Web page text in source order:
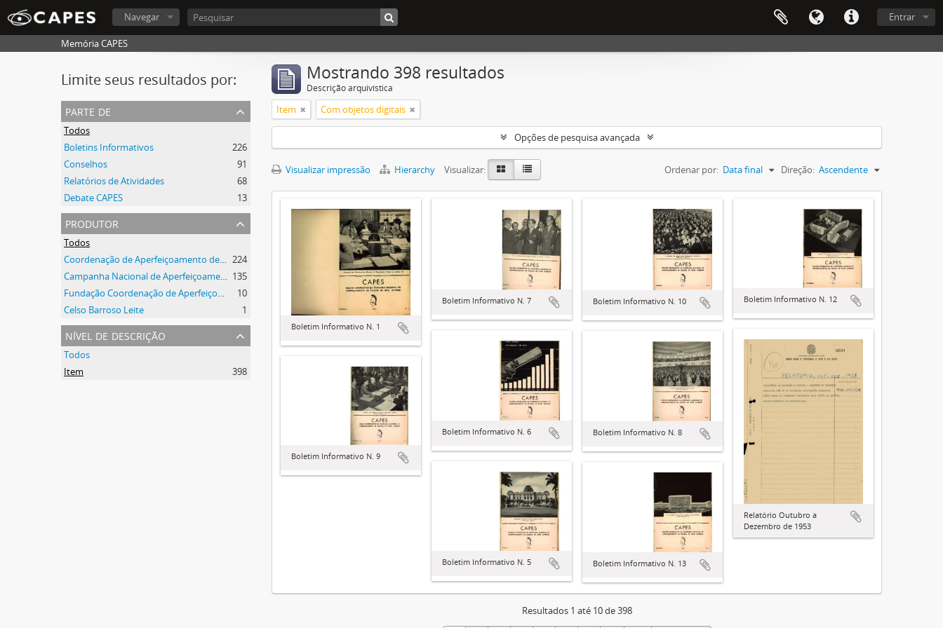
Entrar
Navegar
Memória CAPES
Limite seus resultados por:
parte de
Todos
Boletins Informativos
226
Conselhos
91
Relatórios de Atividades
68
Debate CAPES
13
produtor
Todos
Coordenação de Aperfeiçoamento de Pessoal de Nível Superior (CAPES) 224
Campanha Nacional de Aperfeiçoamento de Pessoal de Nível Superior (CAPES) 135
Fundação Coordenação de Aperfeiçoamento de Pessoal de Nível Superior (CAPES)
10
Celso Barroso Leite
1
nível de descrição
Todos
Item
398
Mostrando 398 resultados
Descrição arquivística
Item Com objetos digitais
Opções de pesquisa avançada
Visualizar impressão Hierarchy Visualizar: Ordenar por: Data final Direção: Ascendente
Boletim Informativo N. 1
Boletim Informativo N. 7 Boletim Informativo N. 10 Boletim Informativo N. 12
Relatório Outubro a
Dezembro de 1953
Boletim Informativo N. 6 Boletim Informativo N. 8
Boletim Informativo N. 9
Boletim Informativo N. 5 Boletim Informativo N. 13
Resultados 1 até 10 de 398